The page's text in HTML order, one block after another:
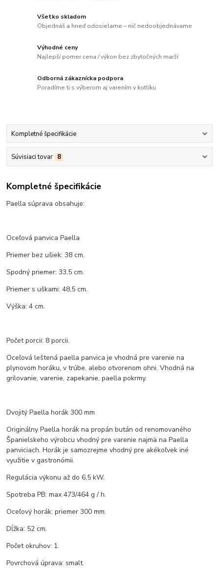
Všetko skladom
Objednáš a hneď odosielame – nič nedoobjednávame
Výhodné ceny
Najlepší pomer cena / výkon bez zbytočných marží
Odborná zákaznícka podpora
Poradíme ti s výberom aj varením v kotlíku
Kompletné špecifikácie
Súvisiaci tovar 8
Kompletné špecifikácie
Paella súprava obsahuje:
Oceľová panvica Paella
Priemer bez ušiek: 38 cm.
Spodný priemer: 33,5 cm.
Priemer s uškami: 48,5 cm.
Výška: 4 cm.
Počet porcii: 8 porcii.
Oceľová leštená paella panvica je vhodná pre varenie na
plynovom horáku, v trúbe, alebo otvorenom ohni. Vhodná na
grilovanie, varenie, zapekanie, paella pokrmy.
Dvojitý Paella horák 300 mm
Originálny Paella horák na propán bután od renomovaného
Španielskeho výrobcu vhodný pre varenie najmä na Paella
panviciach. Horák je samozrejme vhodný pre akékoľvek iné
využitie v gastronómii.
Regulácia výkonu až do 6,5 kW.
Spotreba PB: max 473/464 g / h.
Oceľový horák: priemer 300 mm.
Dĺžka: 52 cm.
Počet okruhov: 1.
Povrchová úprava: smalt.